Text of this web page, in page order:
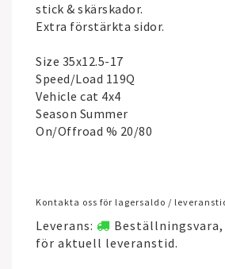
stick & skärskador.
Extra förstärkta sidor.
Size 35x12.5-17
Speed/Load 119Q
Vehicle cat 4x4
Season Summer
On/Offroad % 20/80
Kontakta oss för lagersaldo /
Leverans:
för aktuell leveranstid.